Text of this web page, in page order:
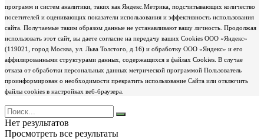
программ и систем аналитики, таких как Яндекс.Метрика, подсчитывающих количество
посетителей и оценивающих показатели использования и эффективность использования
сайта. Получаемые таким образом данные не устанавливают вашу личность. Продолжая
использовать этот сайт, вы даете согласие на передачу ваших Cookies ООО «Яндекс»
(119021, город Москва, ул. Льва Толстого, д.16) и обработку ООО «Яндекс» и его
аффилированными структурами данных, содержащихся в файлах Cookies. В случае
отказа от обработки персональных данных метрической программой Пользователь
проинформирован о необходимости прекратить использование Сайта или отключить
файлы cookies в настройках веб-браузера.
Нет результатов
Просмотреть все результаты